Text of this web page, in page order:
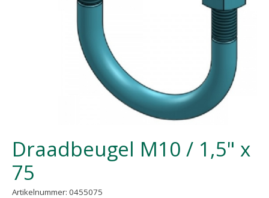
Draadbeugel M10 / 1,5" x
75
Artikelnummer: 0455075